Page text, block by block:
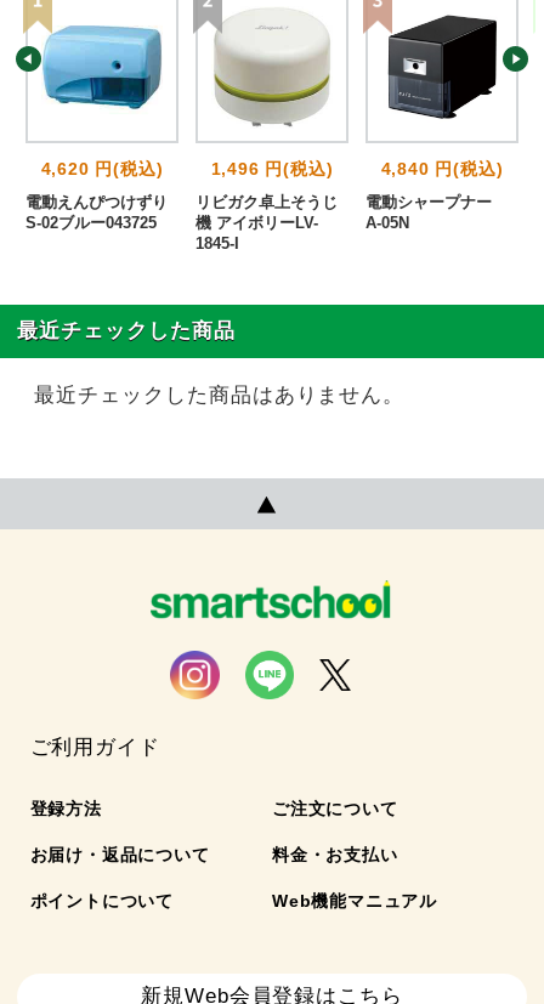
4,620 円(税込)
電動えんぴつけずり
S-02ブルー043725
1,496 円(税込)
リビガク卓上そうじ
機 アイボリーLV-
1845-I
4,840 円(税込)
電動シャープナー
A-05N
最近チェックした商品
最近チェックした商品はありません。
ご利用ガイド
登録方法 ご注文について
お届け・返品について 料金・お支払い
ポイントについて Web機能マニュアル
新規Web会員登録はこちら